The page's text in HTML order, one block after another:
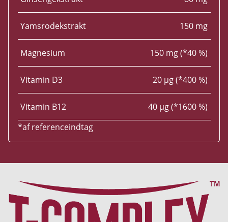
Yamsrodekstrakt 150 mg
Magnesium 150 mg (*40 %)
Vitamin D3 20 µg (*400 %)
Vitamin B12
40 µg (*1600 %)
*af referenceindtag